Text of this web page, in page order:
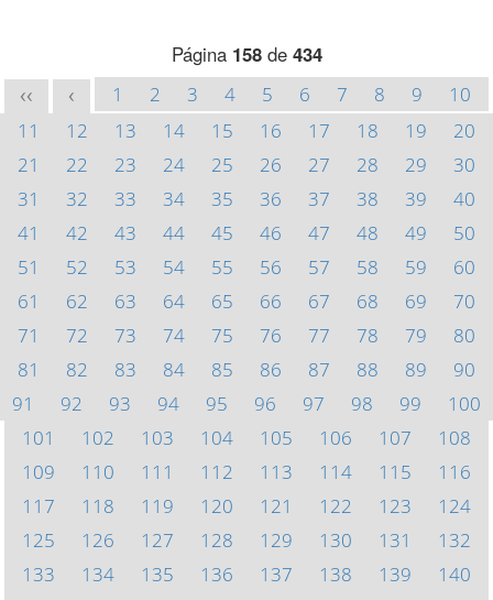
Página 158de 434
<< < 1 2 3 4 5 6 7 8 9
10
11
12 13 14 15 16 17 18 19
20
21
22 23 24 25 26 27 28 29
30
31
32 33 34 35 36 37 38 39
40
41
42 43 44 45 46 47 48 49
50
51
52 53 54 55 56 57 58 59
60
61
62 63 64 65 66 67 68 69
70
71
72 73 74 75 76 77 78 79
80
81
82 83 84 85 86 87 88 89
90
91
92 93 94 95 96 97 98 99
100
101
102 103 104 105 106 107
108
109
110 111 112 113 114 115
116
117
118 119 120 121 122 123
124
125
126 127 128 129 130 131
132
133
134 135 136 137 138 139
140